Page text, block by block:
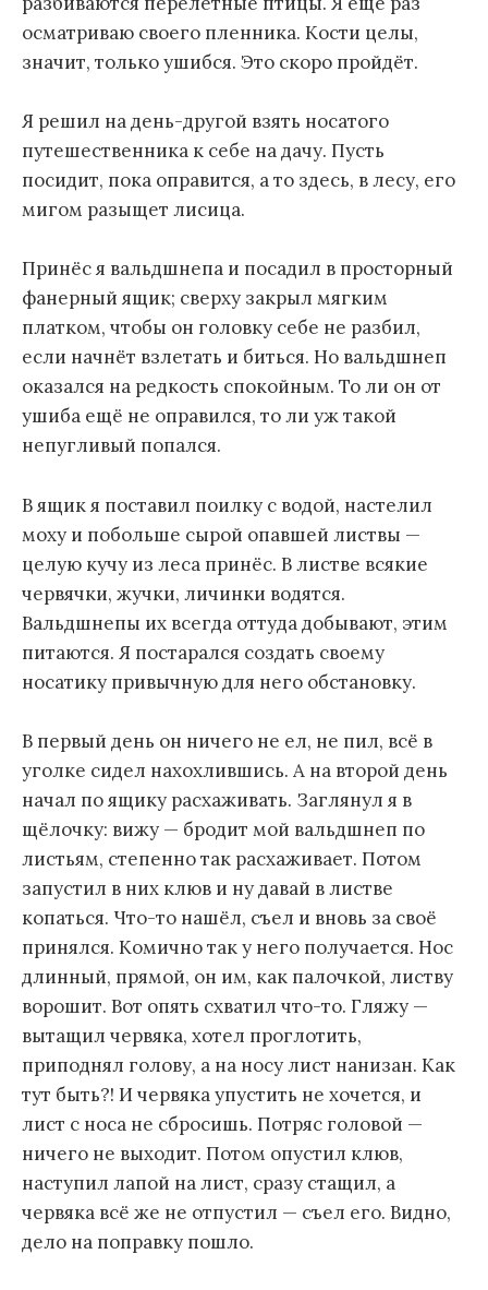
осматриваю своего пленника. Кости целы,
значит, только ушибся. Это скоро пройдёт.
Я решил на день-другой взять носатого
путешественника к себе на дачу. Пусть
посидит, пока оправится, а то здесь, в лесу, его
мигом разыщет лисица.
Принёс я вальдшнепа и посадил в просторный
фанерный ящик; сверху закрыл мягким
платком, чтобы он головку себе не разбил,
если начнёт взлетать и биться. Но вальдшнеп
оказался на редкость спокойным. То ли он от
ушиба ещё не оправился, то ли уж такой
непугливый попался.
В ящик я поставил поилку с водой, настелил
моху и побольше сырой опавшей листвы —
целую кучу из леса принёс. В листве всякие
червячки, жучки, личинки водятся.
Вальдшнепы их всегда оттуда добывают, этим
питаются. Я постарался создать своему
носатику привычную для него обстановку.
В первый день он ничего не ел, не пил, всё в
уголке сидел нахохлившись. А на второй день
начал по ящику расхаживать. Заглянул я в
щёлочку: вижу — бродит мой вальдшнеп по
листьям, степенно так расхаживает. Потом
запустил в них клюв и ну давай в листве
копаться. Что-то нашёл, съел и вновь за своё
принялся. Комично так у него получается. Нос
длинный, прямой, он им, как палочкой, листву
ворошит. Вот опять схватил что-то. Гляжу —
вытащил червяка, хотел проглотить,
приподнял голову, а на носу лист нанизан. Как
тут быть?! И червяка упустить не хочется, и
лист с носа не сбросишь. Потряс головой —
ничего не выходит. Потом опустил клюв,
наступил лапой на лист, сразу стащил, а
червяка всё же не отпустил — съел его. Видно,
дело на поправку пошло.